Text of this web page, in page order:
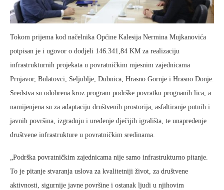
Tokom prijema kod načelnika Općine Kalesija Nermina Mujkanovića
potpisan je i ugovor o dodjeli 146.341,84 KM za realizaciju
infrastrukturnih projekata u povratničkim mjesnim zajednicama
Prnjavor, Bulatovci, Seljublje, Dubnica, Hrasno Gornje i Hrasno Donje.
Sredstva su odobrena kroz program podrške povratku prognanih lica, a
namijenjena su za adaptaciju društvenih prostorija, asfaltiranje putnih i
javnih površina, izgradnju i uređenje dječijih igrališta, te unapređenje
društvene infrastrukture u povratničkim sredinama.
„Podrška povratničkim zajednicama nije samo infrastrukturno pitanje.
To je pitanje stvaranja uslova za kvalitetniji život, za društvene
aktivnosti, sigurnije javne površine i ostanak ljudi u njihovim